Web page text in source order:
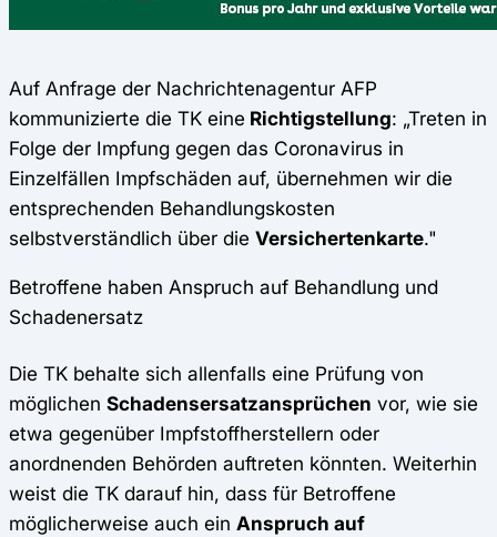
Auf Anfrage der Nachrichtenagentur AFP
kommunizierte die TK eine Richtigstellung: „Treten in
Folge der Impfung gegen das Coronavirus in
Einzelfällen Impfschäden auf, übernehmen wir die
entsprechenden Behandlungskosten
selbstverständlich über die Versichertenkarte."
Betroffene haben Anspruch auf Behandlung und
Schadenersatz
Die TK behalte sich allenfalls eine Prüfung von
möglichen Schadensersatzansprüchen vor, wie sie
etwa gegenüber Impfstoffherstellern oder
anordnenden Behörden auftreten könnten. Weiterhin
weist die TK darauf hin, dass für Betroffene
möglicherweise auch ein Anspruch auf